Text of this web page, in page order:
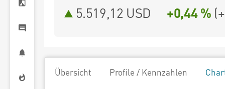
5.519,12 USD +0,44 % (
Übersicht Profile / Kennzahlen